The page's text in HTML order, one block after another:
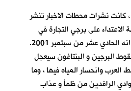
كانت نشرات محطات الاخبار تنشر
الاعتداء على برجي التجارة في
نيويورك و البنتاغون ؛ انه الحادي عشر من سبتمبر 2001.
البرجين و البنتاغون سيعجل
وانحسار المياه فيها ، وما
الرافدين من ظمأ و عذاب